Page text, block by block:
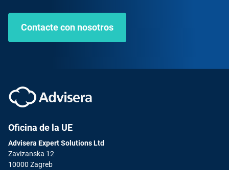
Contacte con nosotros
Oficina de la UE
Advisera Expert Solutions Ltd
Zavizanska 12
10000 Zagreb